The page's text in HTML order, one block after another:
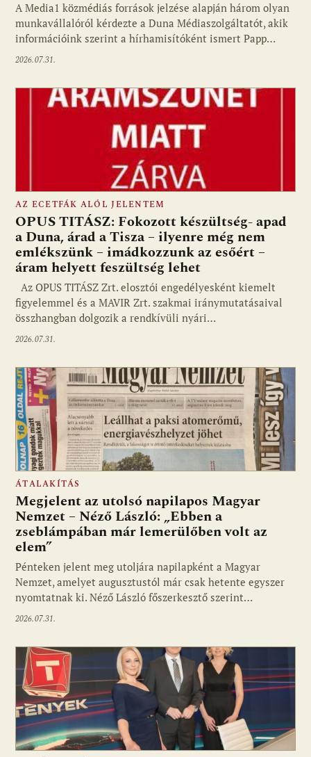
A Media1 közmédiás források jelzése alapján három olyan
munkavállalóról kérdezte a Duna Médiaszolgáltatót, akik
információink szerint a hírhamisítóként ismert Papp…
2026.07.31.
AZ ECETFÁK ALÓL JELENTEM
OPUS TITÁSZ: Fokozott készültség- apad
a Duna, árad a Tisza – ilyenre még nem
emlékszünk – imádkozzunk az esőért –
áram helyett feszültség lehet
Az OPUS TITÁSZ Zrt. elosztói engedélyesként kiemelt
figyelemmel és a MAVIR Zrt. szakmai iránymutatásaival
összhangban dolgozik a rendkívüli nyári…
2026.07.31.
ÁTALAKÍTÁS
Megjelent az utolsó napilapos Magyar
Nemzet – Néző László: „Ebben a
zseblámpában már lemerülőben volt az
elem”
Pénteken jelent meg utoljára napilapként a Magyar
Nemzet, amelyet augusztustól már csak hetente egyszer
nyomtatnak ki. Néző László főszerkesztő szerint…
2026.07.31.